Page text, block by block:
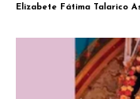
Elizabete Fátima Talarico